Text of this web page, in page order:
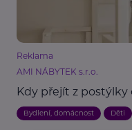
Reklama
AMI NÁBYTEK s.r.o.
Kdy přejít z
Bydlení, domácnost Děti